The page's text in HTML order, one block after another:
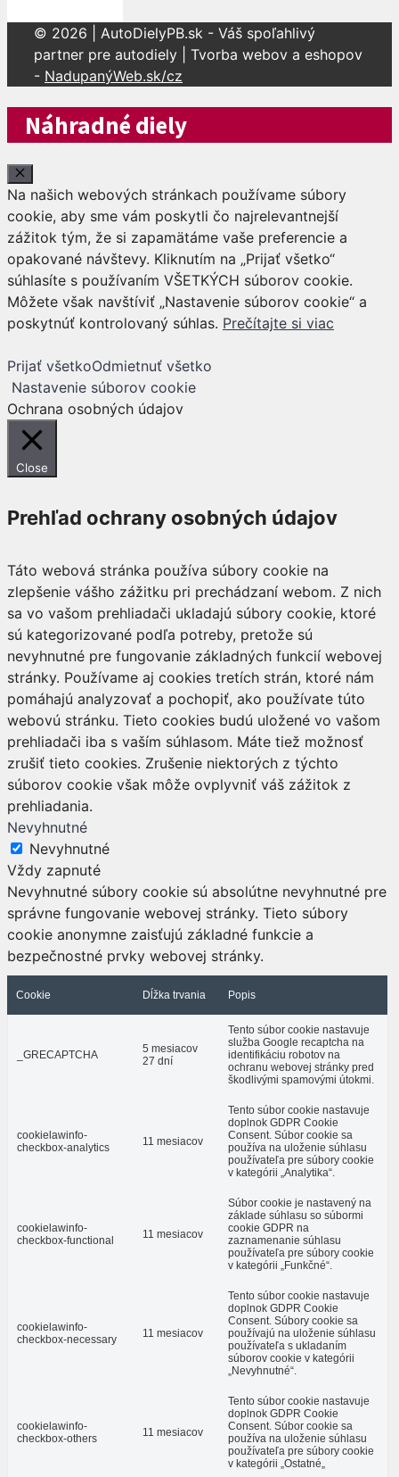
© 2026 | AutoDielyPB.sk - Váš spoľahlivý
partner pre autodiely | Tvorba webov a eshopov
- NadupanýWeb.sk/cz
Náhradné diely
Close
Na našich webových stránkach používame súbory
cookie, aby sme vám poskytli čo najrelevantnejší
zážitok tým, že si zapamätáme vaše preferencie a
opakované návštevy. Kliknutím na „Prijať všetko“
súhlasíte s používaním VŠETKÝCH súborov cookie.
Môžete však navštíviť „Nastavenie súborov cookie“ a
poskytnúť kontrolovaný súhlas. Prečítajte si viac
Prijať všetkoOdmietnuť všetko
Nastavenie súborov cookie
Ochrana osobných údajov
Close
Prehľad ochrany osobných údajov
Táto webová stránka používa súbory cookie na
zlepšenie vášho zážitku pri prechádzaní webom. Z nich
sa vo vašom prehliadači ukladajú súbory cookie, ktoré
sú kategorizované podľa potreby, pretože sú
nevyhnutné pre fungovanie základných funkcií webovej
stránky. Používame aj cookies tretích strán, ktoré nám
pomáhajú analyzovať a pochopiť, ako používate túto
webovú stránku. Tieto cookies budú uložené vo vašom
prehliadači iba s vaším súhlasom. Máte tiež možnosť
zrušiť tieto cookies. Zrušenie niektorých z týchto
súborov cookie však môže ovplyvniť váš zážitok z
prehliadania.
Nevyhnutné
Nevyhnutné
Vždy zapnuté
Nevyhnutné súbory cookie sú absolútne nevyhnutné pre
správne fungovanie webovej stránky. Tieto súbory
cookie anonymne zaisťujú základné funkcie a
bezpečnostné prvky webovej stránky.
Cookie Dĺžka trvania Popis
_GRECAPTCHA
5 mesiacov
27 dní
Tento súbor cookie nastavuje
služba Google recaptcha na
identifikáciu robotov na
ochranu webovej stránky pred
škodlivými spamovými útokmi.
cookielawinfo-
checkbox-analytics
11 mesiacov
Tento súbor cookie nastavuje
doplnok GDPR Cookie
Consent. Súbor cookie sa
používa na uloženie súhlasu
používateľa pre súbory cookie
v kategórii „Analytika“.
cookielawinfo-
checkbox-functional
11 mesiacov
Súbor cookie je nastavený na
základe súhlasu so súbormi
cookie GDPR na
zaznamenanie súhlasu
používateľa pre súbory cookie
v kategórii „Funkčné“.
cookielawinfo-
checkbox-necessary
11 mesiacov
Tento súbor cookie nastavuje
doplnok GDPR Cookie
Consent. Súbory cookie sa
používajú na uloženie súhlasu
používateľa s ukladaním
súborov cookie v kategórii
„Nevyhnutné“.
cookielawinfo-
checkbox-others
11 mesiacov
Tento súbor cookie nastavuje
doplnok GDPR Cookie
Consent. Súbor cookie sa
používa na uloženie súhlasu
používateľa pre súbory cookie
v kategórii „Ostatné„